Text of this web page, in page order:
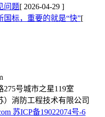
问题[ 2026-04-29 ]
国标，重要的就是“快”[
号城市之星119室
）消防工程技术有限公司
苏ICP备19022074号-6